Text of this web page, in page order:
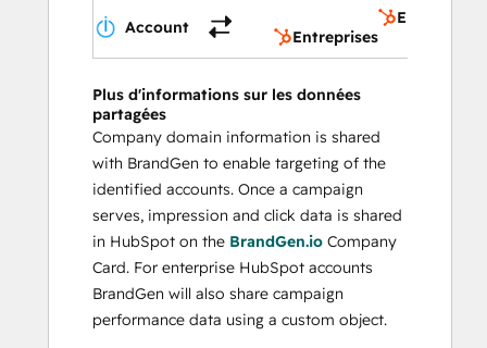
Account
Entreprises
Entreprises
Plus d'informations sur les données
partagées
Company domain information is shared
with BrandGen to enable targeting of the
identified accounts. Once a campaign
serves, impression and click data is shared
in HubSpot on the BrandGen.io Company
Card. For enterprise HubSpot accounts
BrandGen will also share campaign
performance data using a custom object.